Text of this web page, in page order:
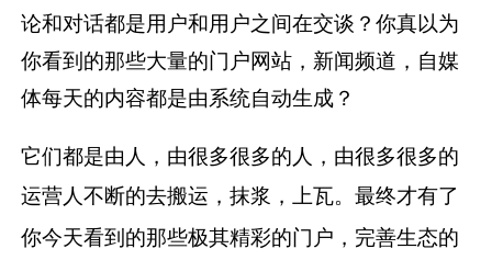
论和对话都是用户和用户之间在交谈？你真以为
你看到的那些大量的门户网站，新闻频道，自媒
体每天的内容都是由系统自动生成？
它们都是由人，由很多很多的人，由很多很多的
运营人不断的去搬运，抹浆，上瓦。最终才有了
你今天看到的那些极其精彩的门户，完善生态的